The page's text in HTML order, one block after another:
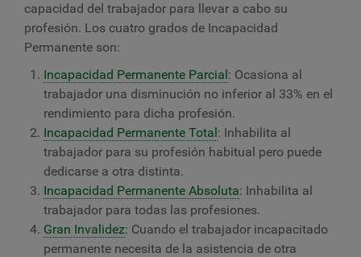
capacidad del trabajador para llevar a cabo su
profesión. Los cuatro grados de Incapacidad
Permanente son:
Incapacidad Permanente Parcial: Ocasiona al
trabajador una disminución no inferior al 33% en el
rendimiento para dicha profesión.
Incapacidad Permanente Total: Inhabilita al
trabajador para su profesión habitual pero puede
dedicarse a otra distinta.
Incapacidad Permanente Absoluta: Inhabilita al
trabajador para todas las profesiones.
Gran Invalidez: Cuando el trabajador incapacitado
permanente necesita de la asistencia de otra